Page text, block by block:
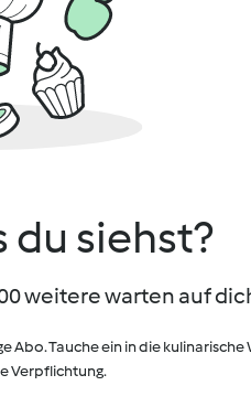
du siehst?
weitere warten auf
Abo. Tauche ein in die kulinarische
Verpflichtung.